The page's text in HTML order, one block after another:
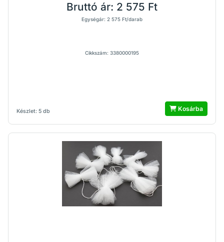
Készlet: 5 db
Bruttó ár: 2 575 Ft
Egységár: 2 575 Ft/darab
Cikkszám: 3380000195
Kosárba